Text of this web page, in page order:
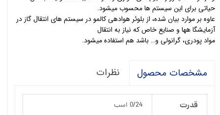
حیاتی برای این سیستم ها محسوب میشود.
عاوه بر موارد بیان شده، از بلوئر هوادهی کالمو در سیستم های انتقال گاز در
آزمایشگا هها و صنایع خاص که نیاز به انتقال
مواد پودری، گرانولی و… باشد هم استفاده میشود.
مشخصات محصول نظرات
قدرت 0/24 اسب